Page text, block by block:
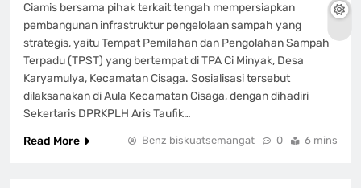
Ciamis bersama pihak terkait tengah mempersiapkan
pembangunan infrastruktur pengelolaan sampah yang
strategis, yaitu Tempat Pemilahan dan Pengolahan Sampah
Terpadu (TPST) yang bertempat di TPA Ci Minyak, Desa
Karyamulya, Kecamatan Cisaga. Sosialisasi tersebut
dilaksanakan di Aula Kecamatan Cisaga, dengan dihadiri
Sekertaris DPRKPLH Aris Taufik…
Read More
Benz biskuatsemangat 0 6 mins